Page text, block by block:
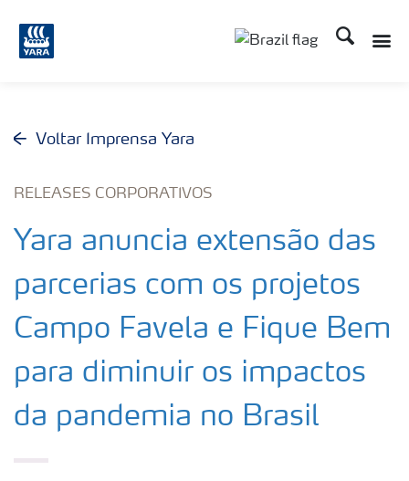
Busca
Voltar Imprensa Yara
RELEASES CORPORATIVOS
Yara anuncia extensão das
parcerias com os projetos
Campo Favela e Fique Bem
para diminuir os impactos
da pandemia no Brasil